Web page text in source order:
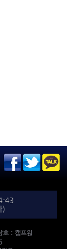
43
)
호 : 캠프원